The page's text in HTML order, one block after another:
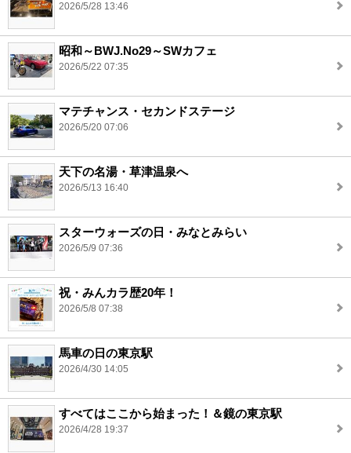
2026/5/28 13:46
昭和～BWJ.No29～SWカフェ
2026/5/22 07:35
マテチャンス・セカンドステージ
2026/5/20 07:06
天下の名湯・草津温泉へ
2026/5/13 16:40
スターウォーズの日・みなとみらい
2026/5/9 07:36
祝・みんカラ歴20年！
2026/5/8 07:38
馬車の日の東京駅
2026/4/30 14:05
すべてはここから始まった！＆鏡の東京駅
2026/4/28 19:37